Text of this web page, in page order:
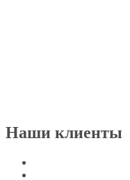
Наши клиенты